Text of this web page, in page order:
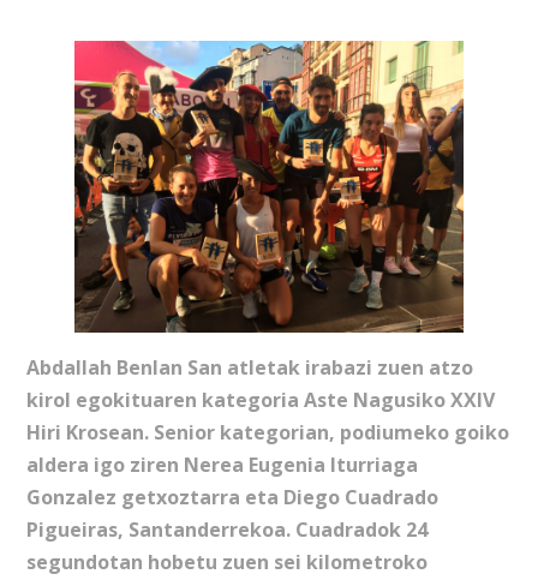
Abdallah Benlan San atletak irabazi zuen atzo
kirol egokituaren kategoria Aste Nagusiko XXIV
Hiri Krosean. Senior kategorian, podiumeko goiko
aldera igo ziren Nerea Eugenia Iturriaga
Gonzalez getxoztarra eta Diego Cuadrado
Pigueiras, Santanderrekoa. Cuadradok 24
segundotan hobetu zuen sei kilometroko